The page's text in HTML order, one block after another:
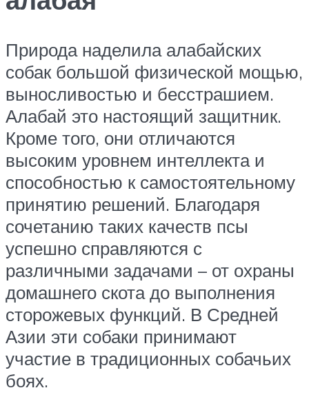
Природа наделила алабайских
собак большой физической мощью,
выносливостью и бесстрашием.
Алабай это настоящий защитник.
Кроме того, они отличаются
высоким уровнем интеллекта и
способностью к самостоятельному
принятию решений. Благодаря
сочетанию таких качеств псы
успешно справляются с
различными задачами – от охраны
домашнего скота до выполнения
сторожевых функций. В Средней
Азии эти собаки принимают
участие в традиционных собачьих
боях.